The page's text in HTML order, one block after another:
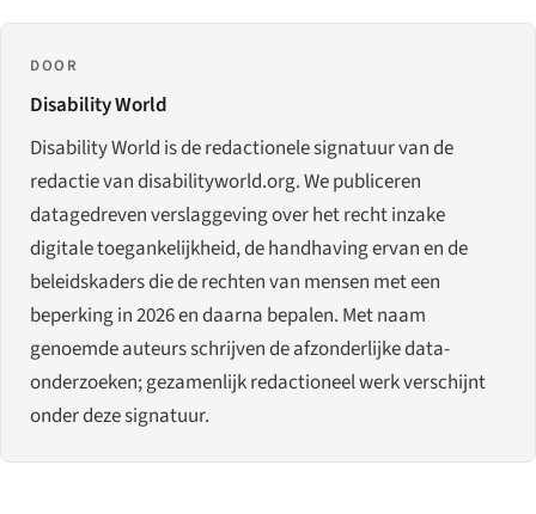
DOOR
Disability World
Disability World is de redactionele signatuur van de
redactie van disabilityworld.org. We publiceren
datagedreven verslaggeving over het recht inzake
digitale toegankelijkheid, de handhaving ervan en de
beleidskaders die de rechten van mensen met een
beperking in 2026 en daarna bepalen. Met naam
genoemde auteurs schrijven de afzonderlijke data-
onderzoeken; gezamenlijk redactioneel werk verschijnt
onder deze signatuur.